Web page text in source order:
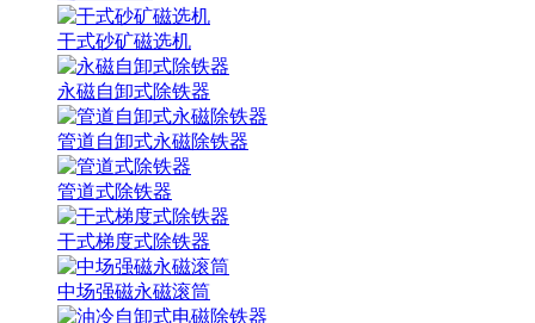
干式砂矿磁选机
永磁自卸式除铁器
管道自卸式永磁除铁器
管道式除铁器
干式梯度式除铁器
中场强磁永磁滚筒